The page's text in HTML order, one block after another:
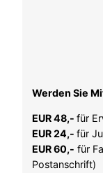
Werden Sie
EUR 48,- für
EUR 24,- für
EUR 60,- für
Postanschrift)